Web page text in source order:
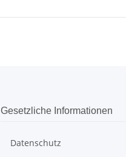
Gesetzliche Informationen
Datenschutz